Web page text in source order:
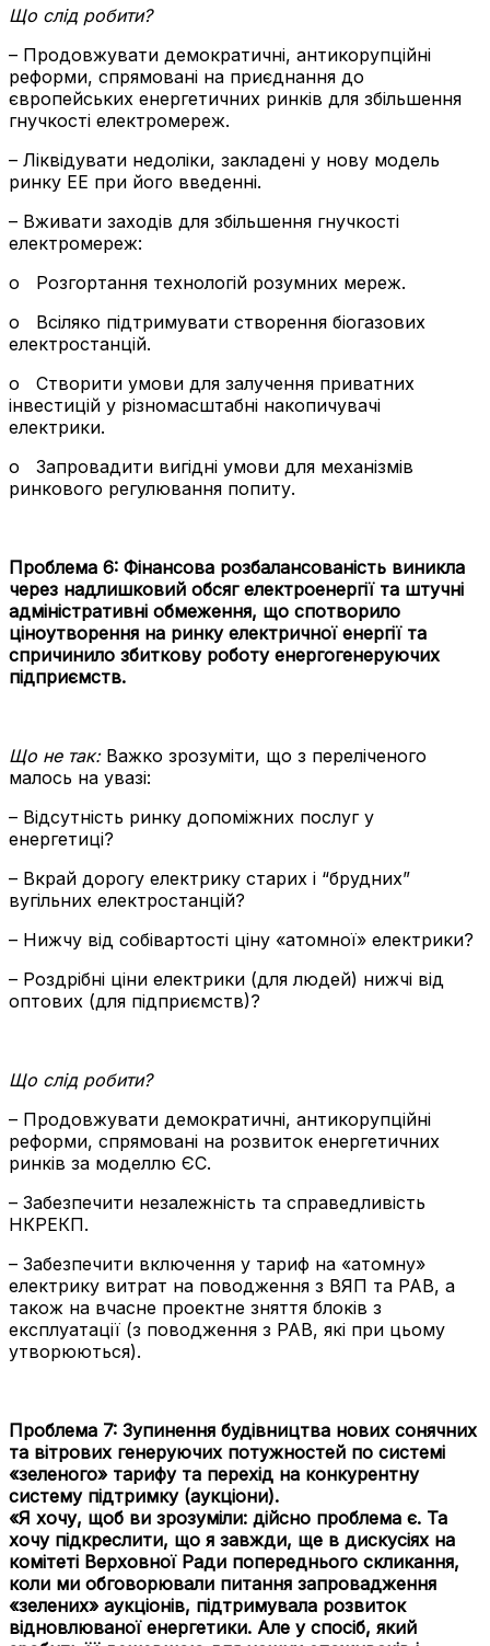
Що слід робити?
– Продовжувати демократичні, антикорупційні
реформи, спрямовані на приєднання до
європейських енергетичних ринків для збільшення
гнучкості електромереж.
– Ліквідувати недоліки, закладені у нову модель
ринку ЕЕ при його введенні.
– Вживати заходів для збільшення гнучкості
електромереж:
o
Розгортання технологій розумних мереж.
o
Всіляко підтримувати створення біогазових
електростанцій.
o
Створити умови для залучення приватних
інвестицій у різномасштабні накопичувачі
електрики.
o
Запровадити вигідні умови для механізмів
ринкового регулювання попиту.
Проблема 6: Фінансова розбалансованість виникла
через надлишковий обсяг електроенергії та штучні
адміністративні обмеження, що спотворило
ціноутворення на ринку електричної енергії та
спричинило збиткову роботу енергогенеруючих
підприємств.
Що не так: Важко зрозуміти, що з переліченого
малось на увазі:
– Відсутність ринку допоміжних послуг у
енергетиці?
– Вкрай дорогу електрику старих і “брудних”
вугільних електростанцій?
– Нижчу від собівартості ціну «атомної» електрики?
– Роздрібні ціни електрики (для людей) нижчі від
оптових (для підприємств)?
Що слід робити?
– Продовжувати демократичні, антикорупційні
реформи, спрямовані на розвиток енергетичних
ринків за моделлю ЄС.
– Забезпечити незалежність та справедливість
НКРЕКП.
– Забезпечити включення у тариф на «атомну»
електрику витрат на поводження з ВЯП та РАВ, а
також на вчасне проектне зняття блоків з
експлуатації (з поводження з РАВ, які при цьому
утворюються).
Проблема 7: Зупинення будівництва нових сонячних
та вітрових генеруючих потужностей по системі
«зеленого» тарифу та перехід на конкурентну
систему підтримку (аукціони).
«Я хочу, щоб ви зрозуміли: дійсно проблема є. Та
хочу підкреслити, що я завжди, ще в дискусіях на
комітеті Верховної Ради попереднього скликання,
коли ми обговорювали питання запровадження
«зелених» аукціонів, підтримувала розвиток
відновлюваної енергетики. Але у спосіб, який